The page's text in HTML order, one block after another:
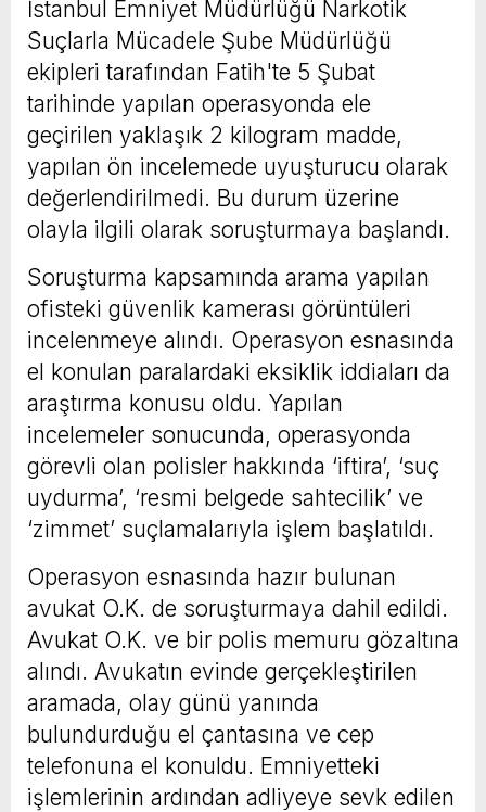
İstanbul Emniyet Müdürlüğü Narkotik
Suçlarla Mücadele Şube Müdürlüğü
ekipleri tarafından Fatih'te 5 Şubat
tarihinde yapılan operasyonda ele
geçirilen yaklaşık 2 kilogram madde,
yapılan ön incelemede uyuşturucu olarak
değerlendirilmedi. Bu durum üzerine
olayla ilgili olarak soruşturmaya başlandı.
Soruşturma kapsamında arama yapılan
ofisteki güvenlik kamerası görüntüleri
incelenmeye alındı. Operasyon esnasında
el konulan paralardaki eksiklik iddiaları da
araştırma konusu oldu. Yapılan
incelemeler sonucunda, operasyonda
görevli olan polisler hakkında ‘iftira’, ‘suç
uydurma’, ‘resmi belgede sahtecilik’ ve
‘zimmet’ suçlamalarıyla işlem başlatıldı.
Operasyon esnasında hazır bulunan
avukat O.K. de soruşturmaya dahil edildi.
Avukat O.K. ve bir polis memuru gözaltına
alındı. Avukatın evinde gerçekleştirilen
aramada, olay günü yanında
bulundurduğu el çantasına ve cep
telefonuna el konuldu. Emniyetteki
işlemlerinin ardından adliyeye sevk edilen